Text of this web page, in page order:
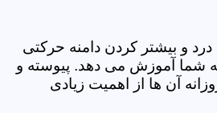
و بیشتر کردن دامنه حرکتی
شما آموزش می دهد. پیوسته و
آن ها از اهمیت زیادی